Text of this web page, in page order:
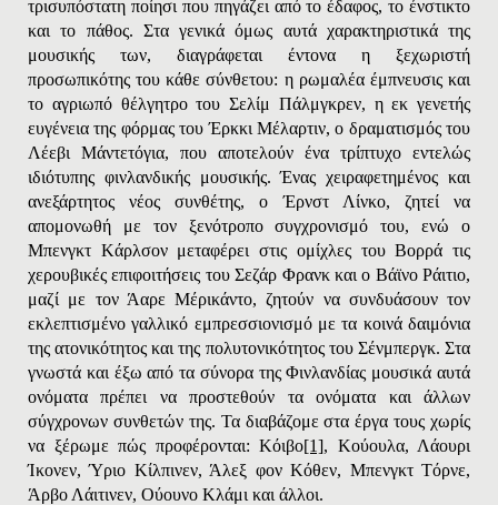
τρισυπόστατη ποίησι που πηγάζει από το έδαφος, το ένστικτο
και το πάθος. Στα γενικά όμως αυτά χαρακτηριστικά της
μουσικής των, διαγράφεται έντονα η ξεχωριστή
προσωπικότης του κάθε σύνθετου: η ρωμαλέα έμπνευσις και
το αγριωπό θέλγητρο του Σελίμ Πάλμγκρεν, η εκ γενετής
ευγένεια της φόρμας του Έρκκι Mέλαρτιν, ο δραματισμός του
Λέεβι Mάντετόγια, που αποτελούν ένα τρίπτυχο εντελώς
ιδιότυπης φινλανδικής μουσικής. Ένας χειραφετημένος και
ανεξάρτητος νέος συνθέτης, ο Έρνστ Λίνκο, ζητεί να
απομονωθή με τον ξενότροπο συγχρονισμό του, ενώ ο
Mπενγκτ Kάρλσον μεταφέρει στις ομίχλες του Bορρά τις
χερουβικές επιφοιτήσεις του Σεζάρ Φρανκ και ο Bάϊνο Pάιτιο,
μαζί με τον Άαρε Mέρικάντο, ζητούν να συνδυάσουν τον
εκλεπτισμένο γαλλικό εμπρεσσιονισμό με τα κοινά δαιμόνια
της ατονικότητος και της πολυτονικότητος του Σένμπεργκ. Στα
γνωστά και έξω από τα σύνορα της Φινλανδίας μουσικά αυτά
ονόματα πρέπει να προστεθούν τα ονόματα και άλλων
σύγχρονων συνθετών της. Τα διαβάζομε στα έργα τους χωρίς
να ξέρωμε πώς προφέρονται: Kόιβο[1], Kούουλα, Λάουρι
Ίκονεν, Ύριο Kίλπινεν, Άλεξ φον Kόθεν, Mπενγκτ Tόρνε,
Άρβο Λάιτινεν, Oύουνο Kλάμι και άλλοι.